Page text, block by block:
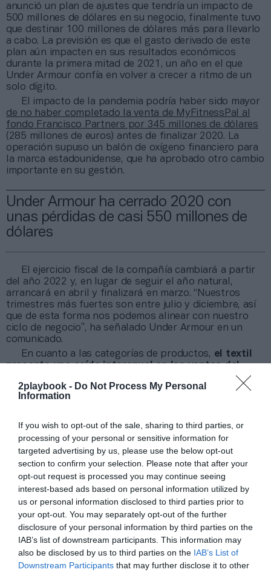
2playbook - Do Not Process My Personal
Information
If you wish to opt-out of the sale, sharing to third parties, or
processing of your personal or sensitive information for
targeted advertising by us, please use the below opt-out
section to confirm your selection. Please note that after your
opt-out request is processed you may continue seeing
interest-based ads based on personal information utilized by
us or personal information disclosed to third parties prior to
your opt-out. You may separately opt-out of the further
disclosure of your personal information by third parties on the
IAB’s list of downstream participants. This information may
also be disclosed by us to third parties on the IAB’s List of
Downstream Participants that may further disclose it to other
anunció un plan de ajustes que tendría un impacto de
500 millones de dólares en su negocio, finalmente tuvo
que destinar 100 millones de dólares más para llevarlo
a cabo. La previsión es que el gasto derivado de este
plan aún impacten en sus resultados económicos
durante la primera mitad de 2021, un año en el que
Under Armour confía en volver a crecer a ritmo de un
solo dígito.
El impacto de la pandemia podría haber sido mayor
de no haber completado la venta de MyFitnessPal al
fondo Francisco Partners por 345 millones de dólares
(285 millones de euros) antes de finalizar 2020. La
operación supuso un balón de oxígeno financiero para
la marca estadounidense, que ha aprobado otro cambio
importante en su gestión.
Under Armour ha cerrado 2020 con
unas pérdidas de casi 550 millones de
dólares
El ejercicio fiscal de la compañía cambiará a partir
del año 2022 y, en lugar de seguir el año natural,
arrancará en abril y finalizará en marzo. “Nuestros
trimestres más fuertes son entre julio y diciembre, así
que de esta forma nos podemos alinear con nuestro
ciclo de negocio”, ha señalado Under Armour en un
comunicado.
En cuanto a las categorías de productos, el textil
presenta una caída interanual en las ventas del
17%, hasta 2.882 millones de dólares (2.382 millones
de euros).El calzado, por su parte, encogió su
facturación un 14% interanual, hasta 934,3 millones de
accesorios sólo lo hicieron en un 0,5%, hasta 414
millones de dólares (342 millones de euros).
Por territorios,Norteamérica aún representa el
principal mercado de Under Armour y copa el 65% de
las ventas totales.
También fue el mercado donde
más cayó la facturación de la marca; concretamente, un
19,5%, hasta 2.944 millones de dólares (2.434 millones
de euros). En Europa, África y Oriente Medio (Emea), los
ingresos sólo cayeron un 3,7% interanual, hasta 598,3
millones de dólares (494,6 millones de euros).
En Asia-Pacífico la caída fue incluso menor, del
1,2%, hasta 628,6 millones de dólares (519,7 millones
de euros), gracias a la fortaleza del mercado chino.